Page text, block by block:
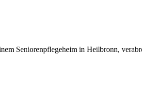
Seniorenpflegeheim in Heilbronn,